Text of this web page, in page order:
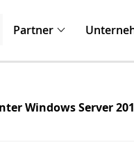
Partner
Windows Server